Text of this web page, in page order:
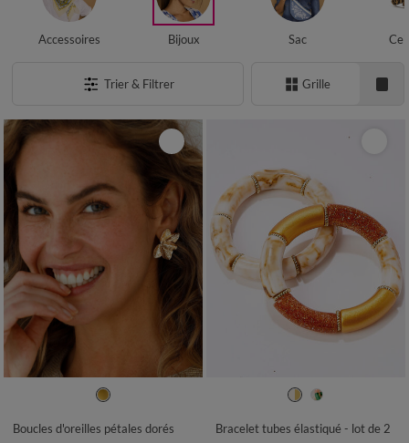
Accessoires Bijoux Sac
Trier & Filtrer Grille
TU
Boucles d'oreilles pétales dorés
TU
Bracelet tubes élastiqué - lot de 2